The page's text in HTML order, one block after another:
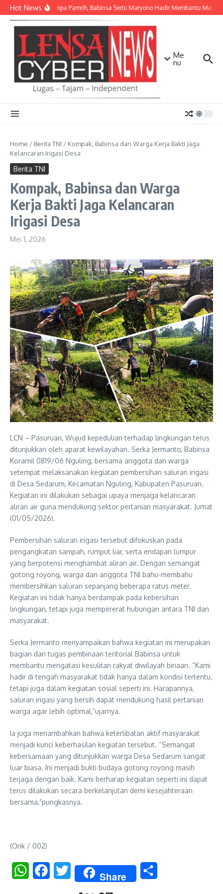
Lewati ke konten
Hot NewsIkhlas Tanpa Pamrih, Babinsa Sertu Maryono Hadir Membantu
Me
nu
Home / Berita TNI / Kompak, Babinsa dan Warga Kerja Bakti Jaga
Kelancaran Irigasi Desa
Berita TNI
Kompak, Babinsa dan Warga
Kerja Bakti Jaga Kelancaran
Irigasi Desa
Mei 1, 2026
LCN – Pasuruan, Wujud kepedulian terhadap lingkungan terus
ditunjukkan oleh aparat kewilayahan. Serka Jermanto, Babinsa
Koramil 0819/06 Nguling, bersama anggota dan warga
setempat melaksanakan kegiatan pembersihan saluran irigasi
di Desa Sedarum, Kecamatan Nguling, Kabupaten Pasuruan.
Kegiatan ini dilakukan sebagai upaya menjaga kelancaran
aliran air guna mendukung sektor pertanian masyarakat. Jumat
(01/05/2026).
Pembersihan saluran irigasi tersebut difokuskan pada
pengangkatan sampah, rumput liar, serta endapan lumpur
yang berpotensi menghambat aliran air. Dengan semangat
gotong royong, warga dan anggota TNI bahu-membahu
membersihkan saluran sepanjang beberapa ratus meter.
Kegiatan ini tidak hanya berdampak pada kebersihan
lingkungan, tetapi juga mempererat hubungan antara TNI dan
masyarakat.
Serka Jermanto menyampaikan bahwa kegiatan ini merupakan
bagian dari tugas pembinaan teritorial Babinsa untuk
membantu mengatasi kesulitan rakyat diwilayah binaan. “Kami
hadir di tengah masyarakat tidak hanya dalam kondisi tertentu,
tetapi juga dalam kegiatan sosial seperti ini. Harapannya,
saluran irigasi yang bersih dapat mendukung hasil pertanian
warga agar lebih optimal,”ujarnya.
Ia juga menambahkan bahwa keterlibatan aktif masyarakat
menjadi kunci keberhasilan kegiatan tersebut. “Semangat
kebersamaan yang ditunjukkan warga Desa Sedarum sangat
luar biasa. Ini menjadi bukti budaya gotong royong masih
terjaga dengan baik. Kami berharap kegiatan seperti ini dapat
terus dilakukan secara berkelanjutan demi kesejahteraan
bersama,”pungkasnya.
(Orik / 002)
WhatsAppFacebookTwitter Share